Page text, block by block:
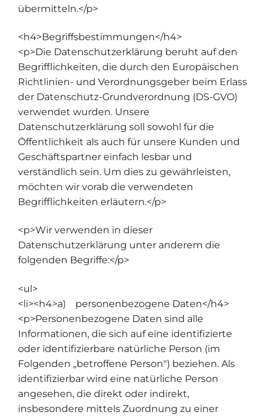
übermitteln.</p>
<h4>Begriffsbestimmungen</h4>
<p>Die Datenschutzerklärung beruht auf den
Begrifflichkeiten, die durch den Europäischen
Richtlinien- und Verordnungsgeber beim Erlass
der Datenschutz-Grundverordnung (DS-GVO)
verwendet wurden. Unsere
Datenschutzerklärung soll sowohl für die
Öffentlichkeit als auch für unsere Kunden und
Geschäftspartner einfach lesbar und
verständlich sein. Um dies zu gewährleisten,
möchten wir vorab die verwendeten
Begrifflichkeiten erläutern.</p>
<p>Wir verwenden in dieser
Datenschutzerklärung unter anderem die
folgenden Begriffe:</p>
<ul>
<li><h4>a) personenbezogene Daten</h4>
<p>Personenbezogene Daten sind alle
Informationen, die sich auf eine identifizierte
oder identifizierbare natürliche Person (im
Folgenden „betroffene Person") beziehen. Als
identifizierbar wird eine natürliche Person
angesehen, die direkt oder indirekt,
insbesondere mittels Zuordnung zu einer